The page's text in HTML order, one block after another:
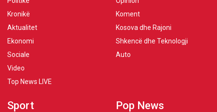
Kronikë
Aktualitet
Ekonomi
Sociale
Video
Top News LIVE
Koment
Kosova dhe Rajoni
Shkencë dhe Teknologji
Auto
Sport Pop News